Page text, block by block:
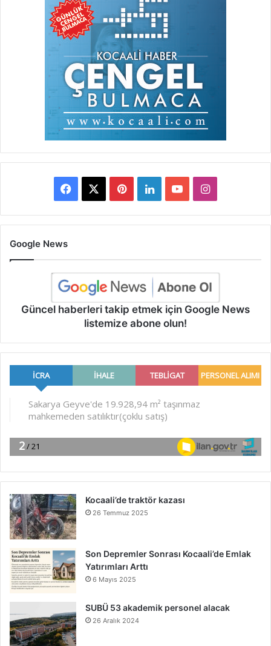
Facebook PinterestLinkedInYouTubeInstagram
Google News
Güncel haberleri takip etmek için Google News
listemize abone olun!
Kocaali’de traktör kazası
26 Temmuz 2025
Son Depremler Sonrası Kocaali’de Emlak
Yatırımları Arttı
6 Mayıs 2025
SUBÜ 53 akademik personel alacak
26 Aralık 2024